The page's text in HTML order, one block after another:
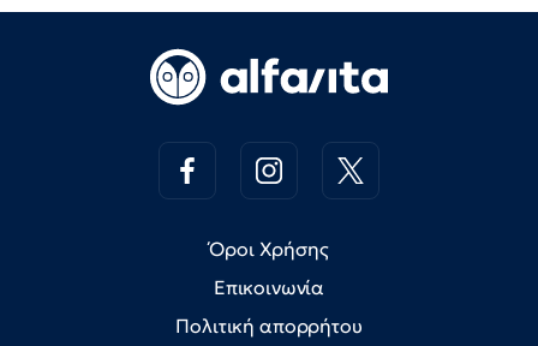
Όροι Χρήσης
Επικοινωνία
Πολιτική απορρήτου